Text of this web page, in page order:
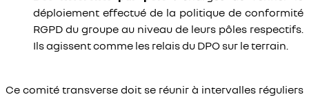
déploiement effectué de la politique de conformité
RGPD du groupe au niveau de leurs pôles respectifs.
Ils agissent comme les relais du DPO sur le terrain.
Ce comité transverse doit se réunir à intervalles réguliers